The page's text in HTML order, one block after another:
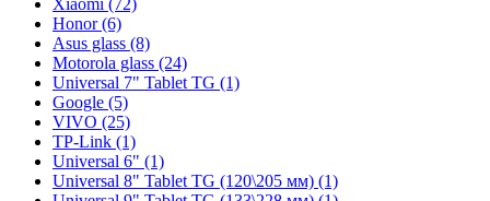
Honor (6)
Asus glass (8)
Motorola glass (24)
Universal 7" Tablet TG (1)
Google (5)
VIVO (25)
TP-Link (1)
Universal 6" (1)
Universal 8" Tablet TG (120\205 мм) (1)